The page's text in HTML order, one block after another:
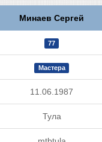
Минаев Сергей
77
Мастера
11.06.1987
Тула